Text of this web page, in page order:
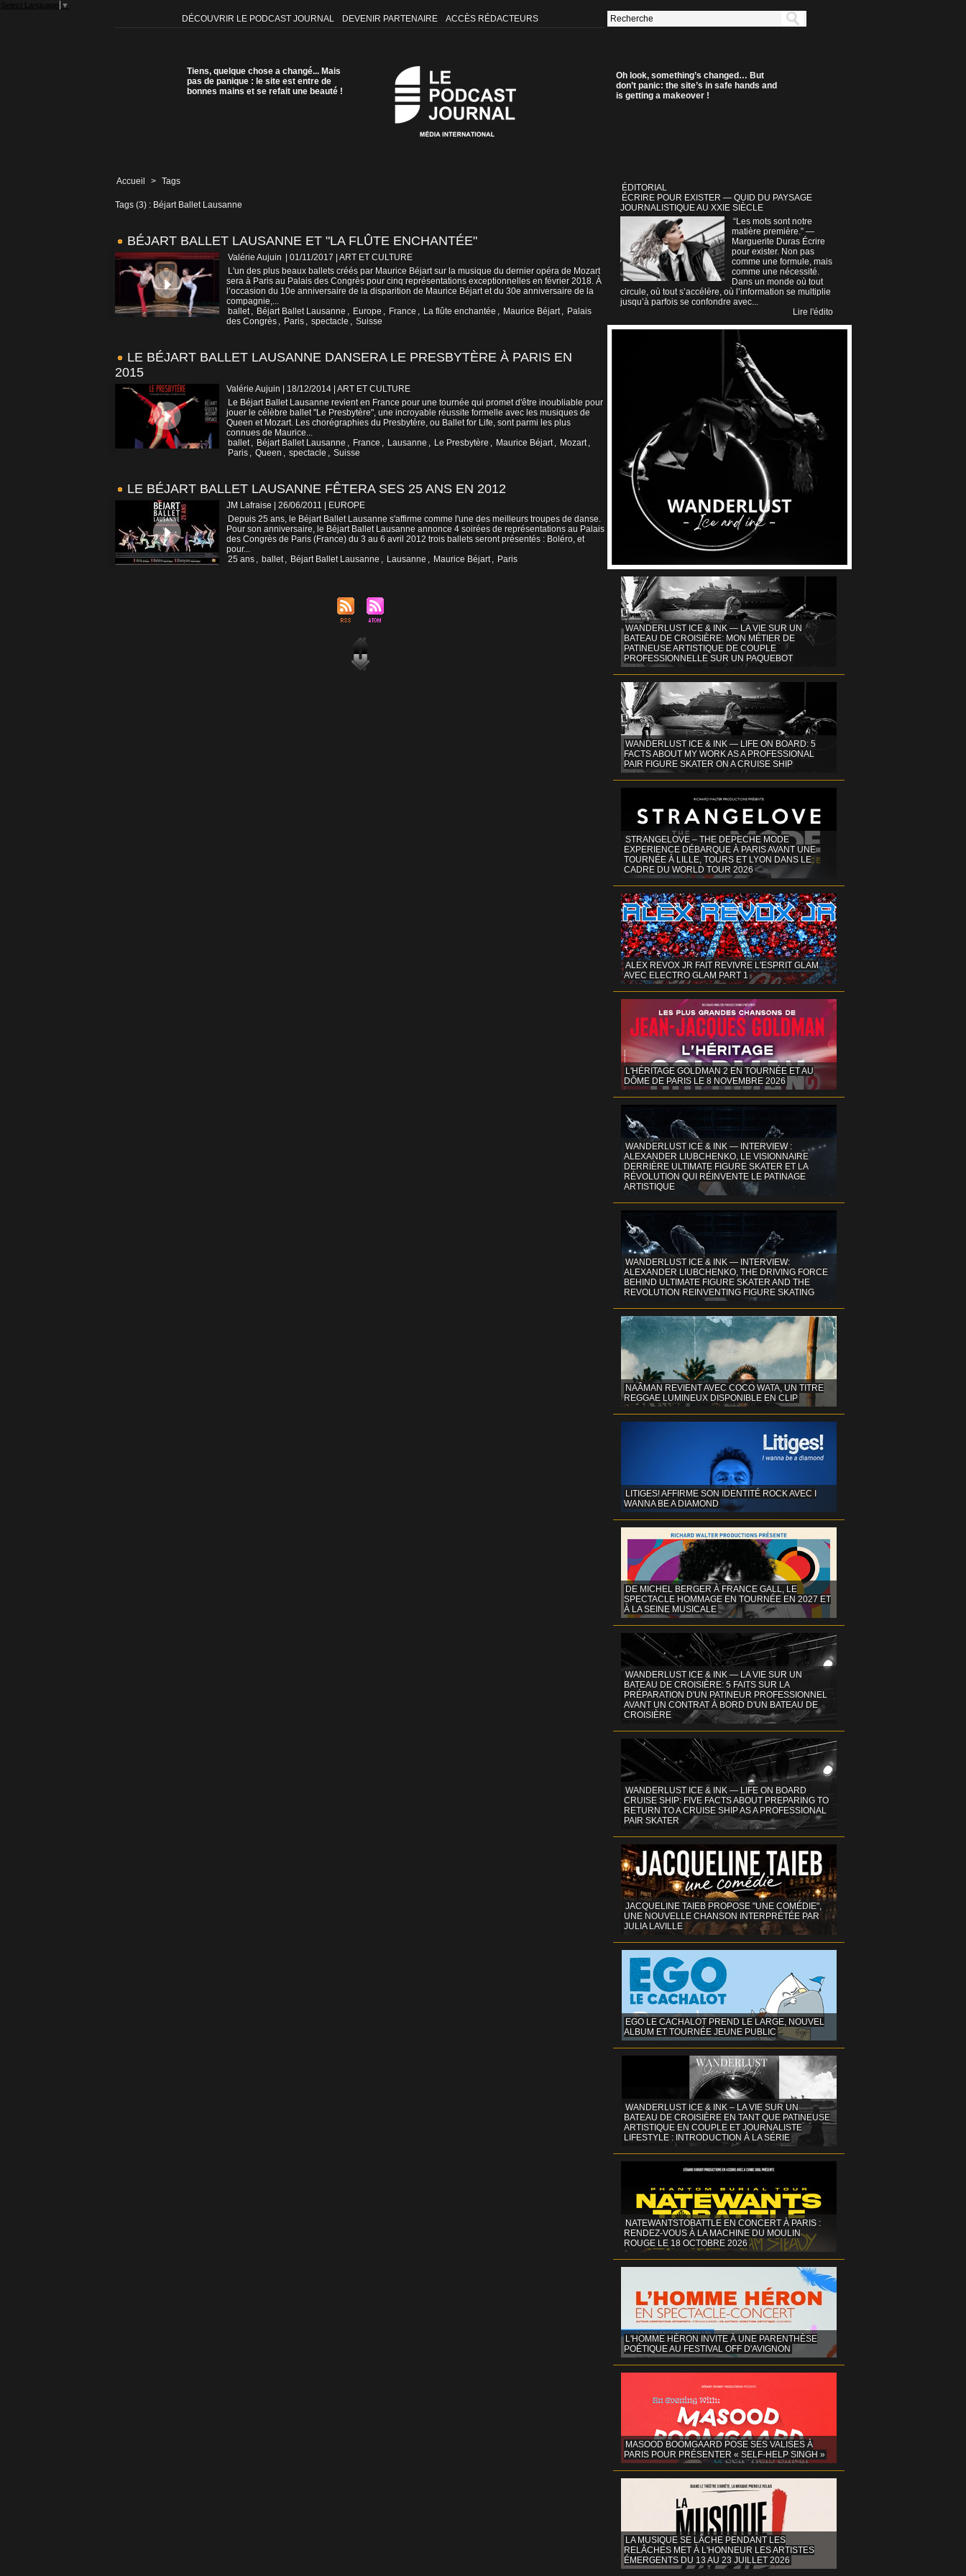
Select Language ▼
DÉCOUVRIR LE PODCAST JOURNAL DEVENIR PARTENAIRE ACCÈS RÉDACTEURS
Tiens, quelque chose a changé... Mais
pas de panique : le site est entre de
bonnes mains et se refait une beauté !
Oh look, something’s changed… But
don’t panic: the site’s in safe hands and
is getting a makeover !
Accueil > Tags
Tags (3) : Béjart Ballet Lausanne
BÉJART BALLET LAUSANNE ET "LA FLÛTE ENCHANTÉE"
Valérie Aujuin | 01/11/2017
ART ET CULTURE
L'un des plus beaux ballets créés par Maurice Béjart sur la musique du dernier opéra de Mozart
sera à Paris au Palais des Congrès pour cinq représentations exceptionnelles en février 2018. À
l’occasion du 10e anniversaire de la disparition de Maurice Béjart et du 30e anniversaire de la
compagnie,...
ballet , Béjart Ballet Lausanne , Europe , France , La flûte enchantée , Maurice Béjart , Palais
des Congrès , Paris , spectacle , Suisse
LE BÉJART BALLET LAUSANNE DANSERA LE PRESBYTÈRE À PARIS EN
2015
Valérie Aujuin | 18/12/2014 ART ET CULTURE
Le Béjart Ballet Lausanne revient en France pour une tournée qui promet d'être inoubliable pour
jouer le célèbre ballet "Le Presbytère", une incroyable réussite formelle avec les musiques de
Queen et Mozart. Les chorégraphies du Presbytère, ou Ballet for Life, sont parmi les plus
connues de Maurice...
ballet , Béjart Ballet Lausanne , France , Lausanne , Le Presbytère , Maurice Béjart , Mozart ,
Paris , Queen , spectacle , Suisse
LE BÉJART BALLET LAUSANNE FÊTERA SES 25 ANS EN 2012
JM Lafraise | 26/06/2011
EUROPE
Depuis 25 ans, le Béjart Ballet Lausanne s'affirme comme l'une des meilleurs troupes de danse.
Pour son anniversaire, le Béjart Ballet Lausanne annonce 4 soirées de représentations au Palais
des Congrès de Paris (France) du 3 au 6 avril 2012 trois ballets seront présentés : Boléro, et
pour...
25 ans , ballet , Béjart Ballet Lausanne , Lausanne , Maurice Béjart , Paris
ÉDITORIAL
ÉCRIRE POUR EXISTER — QUID DU PAYSAGE
JOURNALISTIQUE AU XXIE SIÈCLE
“Les mots sont notre
matière première.” —
Marguerite Duras Écrire
pour exister. Non pas
comme une formule, mais
comme une nécessité.
Dans un monde où tout
circule, où tout s’accélère, où l’information se multiplie
jusqu’à parfois se confondre avec...
Lire l'édito
WANDERLUST ICE & INK — LA VIE SUR UN
BATEAU DE CROISIÈRE: MON MÉTIER DE
PATINEUSE ARTISTIQUE DE COUPLE
PROFESSIONNELLE SUR UN PAQUEBOT
WANDERLUST ICE & INK — LIFE ON BOARD: 5
FACTS ABOUT MY WORK AS A PROFESSIONAL
PAIR FIGURE SKATER ON A CRUISE SHIP
STRANGELOVE – THE DEPECHE MODE
EXPERIENCE DÉBARQUE À PARIS AVANT UNE
TOURNÉE À LILLE, TOURS ET LYON DANS LE
CADRE DU WORLD TOUR 2026
ALEX REVOX JR FAIT REVIVRE L'ESPRIT GLAM
AVEC ELECTRO GLAM PART 1
L'HÉRITAGE GOLDMAN 2 EN TOURNÉE ET AU
DÔME DE PARIS LE 8 NOVEMBRE 2026
WANDERLUST ICE & INK — INTERVIEW :
ALEXANDER LIUBCHENKO, LE VISIONNAIRE
DERRIÈRE ULTIMATE FIGURE SKATER ET LA
RÉVOLUTION QUI RÉINVENTE LE PATINAGE
ARTISTIQUE
WANDERLUST ICE & INK — INTERVIEW:
ALEXANDER LIUBCHENKO, THE DRIVING FORCE
BEHIND ULTIMATE FIGURE SKATER AND THE
REVOLUTION REINVENTING FIGURE SKATING
NAÂMAN REVIENT AVEC COCO WATA, UN TITRE
REGGAE LUMINEUX DISPONIBLE EN CLIP
LITIGES! AFFIRME SON IDENTITÉ ROCK AVEC I
WANNA BE A DIAMOND
DE MICHEL BERGER À FRANCE GALL, LE
SPECTACLE HOMMAGE EN TOURNÉE EN 2027 ET
À LA SEINE MUSICALE
WANDERLUST ICE & INK — LA VIE SUR UN
BATEAU DE CROISIÈRE: 5 FAITS SUR LA
PRÉPARATION D'UN PATINEUR PROFESSIONNEL
AVANT UN CONTRAT À BORD D'UN BATEAU DE
CROISIÈRE
WANDERLUST ICE & INK — LIFE ON BOARD
CRUISE SHIP: FIVE FACTS ABOUT PREPARING TO
RETURN TO A CRUISE SHIP AS A PROFESSIONAL
PAIR SKATER
JACQUELINE TAIEB PROPOSE "UNE COMÉDIE",
UNE NOUVELLE CHANSON INTERPRÉTÉE PAR
JULIA LAVILLE
EGO LE CACHALOT PREND LE LARGE, NOUVEL
ALBUM ET TOURNÉE JEUNE PUBLIC
WANDERLUST ICE & INK – LA VIE SUR UN
BATEAU DE CROISIÈRE EN TANT QUE PATINEUSE
ARTISTIQUE EN COUPLE ET JOURNALISTE
LIFESTYLE : INTRODUCTION À LA SÉRIE
NATEWANTSTOBATTLE EN CONCERT À PARIS :
RENDEZ-VOUS À LA MACHINE DU MOULIN
ROUGE LE 18 OCTOBRE 2026
L'HOMME HÉRON INVITE À UNE PARENTHÈSE
POÉTIQUE AU FESTIVAL OFF D'AVIGNON
MASOOD BOOMGAARD POSE SES VALISES À
PARIS POUR PRÉSENTER « SELF-HELP SINGH »
LA MUSIQUE SE LÂCHE PENDANT LES
RELÂCHES MET À L'HONNEUR LES ARTISTES
ÉMERGENTS DU 13 AU 23 JUILLET 2026